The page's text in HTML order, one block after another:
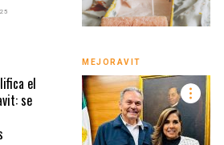
el
se
MEJORAVIT